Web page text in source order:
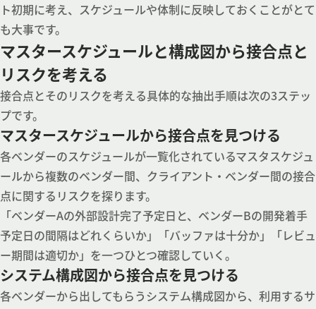
ト初期に考え、スケジュールや体制に反映しておくことがとて
も大事です。
マスタースケジュールと構成図から接合点と
リスクを考える
接合点とそのリスクを考える具体的な抽出手順は次の3ステッ
プです。
マスタースケジュールから接合点を見つける
各ベンダーのスケジュールが一覧化されているマスタスケジュ
ールから複数のベンダー間、クライアント・ベンダー間の接合
点に関するリスクを探ります。
「ベンダーAの外部設計完了予定日と、ベンダーBの開発着手
予定日の間隔はどれくらいか」「バッファは十分か」「レビュ
ー期間は適切か」を一つひとつ確認していく。
システム構成図から接合点を見つける
各ベンダーから出してもらうシステム構成図から、利用するサ